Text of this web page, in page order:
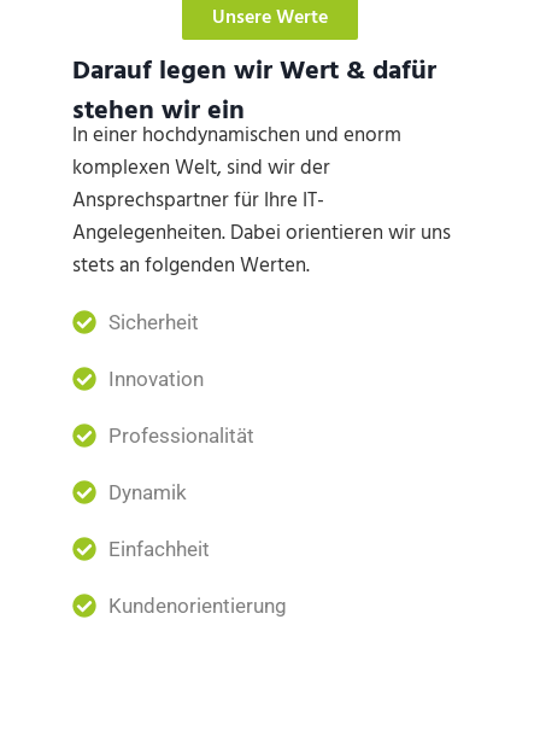
Unsere Werte
Darauf legen wir Wert & dafür
stehen wir ein
In einer hochdynamischen und enorm
komplexen Welt, sind wir der
Ansprechspartner für Ihre IT-
Angelegenheiten. Dabei orientieren wir uns
stets an folgenden Werten.
Sicherheit
Innovation
Professionalität
Dynamik
Einfachheit
Kundenorientierung